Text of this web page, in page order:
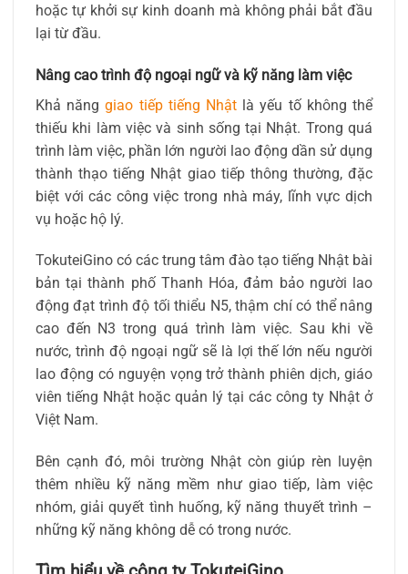
hoặc tự khởi sự kinh doanh mà không phải bắt đầu
lại từ đầu.
Nâng cao trình độ ngoại ngữ và kỹ năng làm việc
Khả nănggiao tiếp tiếng Nhật là yếu tố không thể
thiếu khi làm việc và sinh sống tại Nhật. Trong quá
trình làm việc, phần lớn người lao động dần sử dụng
thành thạo tiếng Nhật giao tiếp thông thường, đặc
biệt với các công việc trong nhà máy, lĩnh vực dịch
vụ hoặc hộ lý.
TokuteiGino có các trung tâm đào tạo tiếng Nhật bài
bản tại thành phố Thanh Hóa, đảm bảo người lao
động đạt trình độ tối thiểu N5, thậm chí có thể nâng
cao đến N3 trong quá trình làm việc. Sau khi về
nước, trình độ ngoại ngữ sẽ là lợi thế lớn nếu người
lao động có nguyện vọng trở thành phiên dịch, giáo
viên tiếng Nhật hoặc quản lý tại các công ty Nhật ở
Việt Nam.
Bên cạnh đó, môi trường Nhật còn giúp rèn luyện
thêm nhiều kỹ năng mềm như giao tiếp, làm việc
nhóm, giải quyết tình huống, kỹ năng thuyết trình –
những kỹ năng không dễ có trong nước.